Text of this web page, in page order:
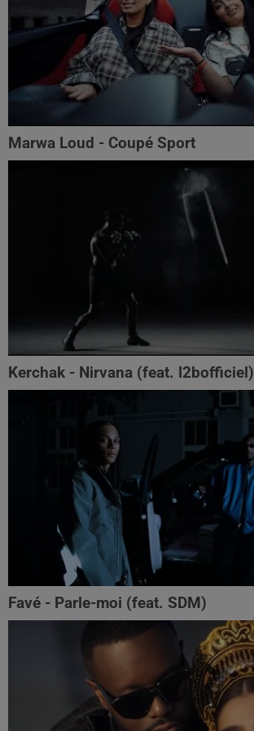
Marwa Loud - Coupé Sport
Kerchak - Nirvana (feat. ‪l2bofficiel‬)
Favé - Parle-moi (feat. SDM)